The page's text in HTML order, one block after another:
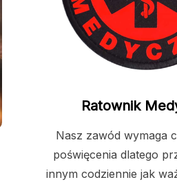
Ratownik
Nasz zawód wymaga
poświęcenia dlatego
innym codziennie jak